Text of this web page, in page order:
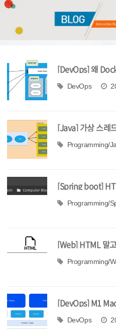
[DevOps] 왜
지에서 점점 배제될
DevOps
[Java] 가상 스레
Programming/
[Spring boot]
페이지 개발 시작하
Programming/
[Web] HTML 말
eXtension)
Programming/
[DevOps] M1
컨테이너 띄우기 1
DevOps